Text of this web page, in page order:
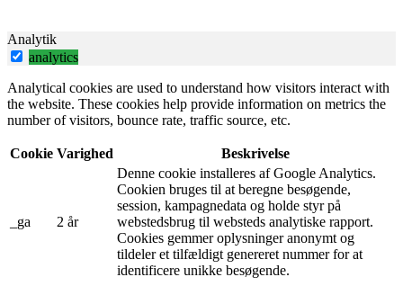
Analytik
analytics
Analytical cookies are used to understand how visitors interact with
the website. These cookies help provide information on metrics the
number of visitors, bounce rate, traffic source, etc.
Cookie Varighed Beskrivelse
_ga 2 år
Denne cookie installeres af Google Analytics.
Cookien bruges til at beregne besøgende,
session, kampagnedata og holde styr på
webstedsbrug til websteds analytiske rapport.
Cookies gemmer oplysninger anonymt og
tildeler et tilfældigt genereret nummer for at
identificere unikke besøgende.